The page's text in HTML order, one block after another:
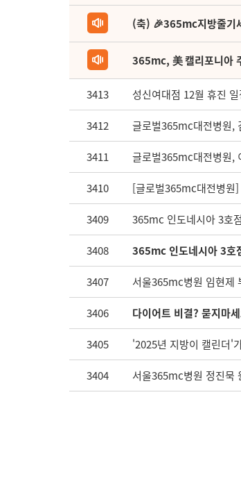
(축) 🎉365mc지방줄기
365mc, 美 캘리포니아
3413 성신여대점 12월 휴진
3412 글로벌365mc대전병원,
3411 글로벌365mc대전병원
3410 [글로벌365mc대전병원
3409 365mc 인도네시아 3호
3408 365mc 인도네시아 3호
3407 서울365mc병원 임현제
3406 다이어트 비결? 묻지마
3405 '2025년 지방이 캘린더'
3404 서울365mc병원 정진묵